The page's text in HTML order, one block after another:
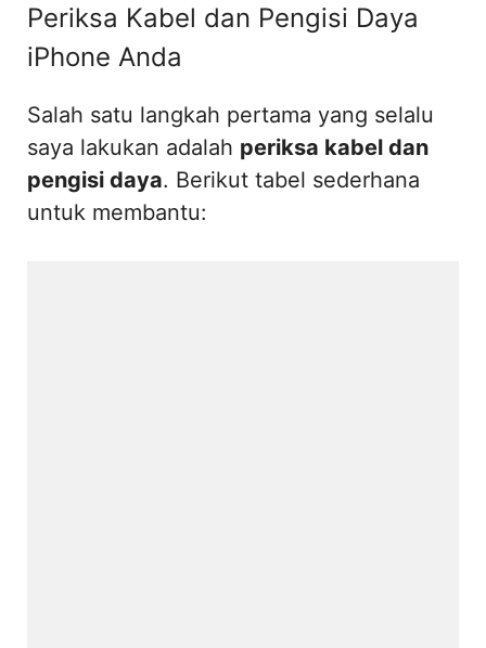
Periksa Kabel dan Pengisi Daya
iPhone Anda
Salah satu langkah pertama yang selalu
saya lakukan adalah periksa kabel dan
pengisi daya. Berikut tabel sederhana
untuk membantu: